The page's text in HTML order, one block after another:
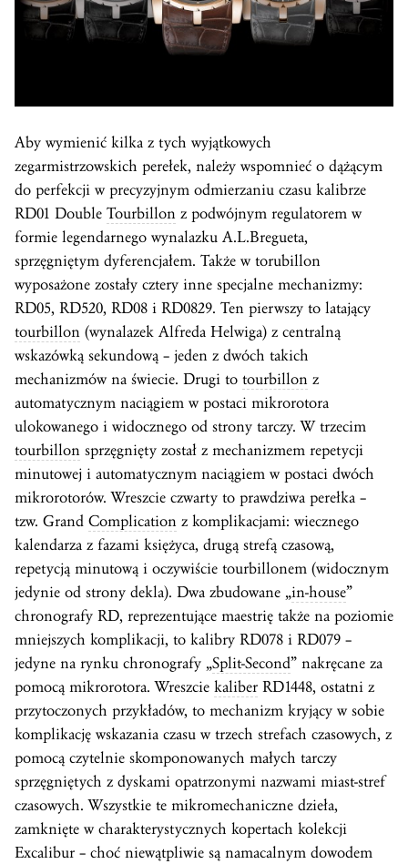
Aby wymienić kilka z tych wyjątkowych
zegarmistrzowskich perełek, należy wspomnieć o dążącym
do perfekcji w precyzyjnym odmierzaniu czasu kalibrze
RD01 Double Tourbillon z podwójnym regulatorem w
formie legendarnego wynalazku A.L.Bregueta,
sprzęgniętym dyferencjałem. Także w torubillon
wyposażone zostały cztery inne specjalne mechanizmy:
RD05, RD520, RD08 i RD0829. Ten pierwszy to latający
tourbillon (wynalazek Alfreda Helwiga) z centralną
wskazówką sekundową – jeden z dwóch takich
mechanizmów na świecie. Drugi to tourbillon z
automatycznym naciągiem w postaci mikrorotora
ulokowanego i widocznego od strony tarczy. W trzecim
tourbillon sprzęgnięty został z mechanizmem repetycji
minutowej i automatycznym naciągiem w postaci dwóch
mikrorotorów. Wreszcie czwarty to prawdziwa perełka –
tzw. Grand Complication z komplikacjami: wiecznego
kalendarza z fazami księżyca, drugą strefą czasową,
repetycją minutową i oczywiście tourbillonem (widocznym
jedynie od strony dekla). Dwa zbudowane „in-house”
chronografy RD, reprezentujące maestrię także na poziomie
mniejszych komplikacji, to kalibry RD078 i RD079 –
jedyne na rynku chronografy „Split-Second” nakręcane za
pomocą mikrorotora. Wreszcie kaliber RD1448, ostatni z
przytoczonych przykładów, to mechanizm kryjący w sobie
komplikację wskazania czasu w trzech strefach czasowych, z
pomocą czytelnie skomponowanych małych tarczy
sprzęgniętych z dyskami opatrzonymi nazwami miast-stref
czasowych. Wszystkie te mikromechaniczne dzieła,
zamknięte w charakterystycznych kopertach kolekcji
Excalibur – choć niewątpliwie są namacalnym dowodem